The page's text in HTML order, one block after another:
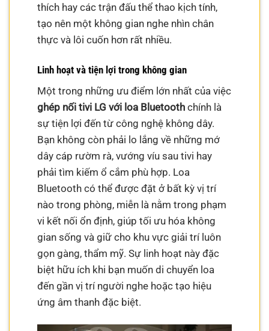
thích hay các trận đấu thể thao kịch tính,
tạo nên một không gian nghe nhìn chân
thực và lôi cuốn hơn rất nhiều.
Linh hoạt và tiện lợi trong không gian
Một trong những ưu điểm lớn nhất của việc
ghép nối tivi LG với loa Bluetooth chính là
sự tiện lợi đến từ công nghệ không dây.
Bạn không còn phải lo lắng về những mớ
dây cáp rườm rà, vướng víu sau tivi hay
phải tìm kiếm ổ cắm phù hợp. Loa
Bluetooth có thể được đặt ở bất kỳ vị trí
nào trong phòng, miễn là nằm trong phạm
vi kết nối ổn định, giúp tối ưu hóa không
gian sống và giữ cho khu vực giải trí luôn
gọn gàng, thẩm mỹ. Sự linh hoạt này đặc
biệt hữu ích khi bạn muốn di chuyển loa
đến gần vị trí người nghe hoặc tạo hiệu
ứng âm thanh đặc biệt.